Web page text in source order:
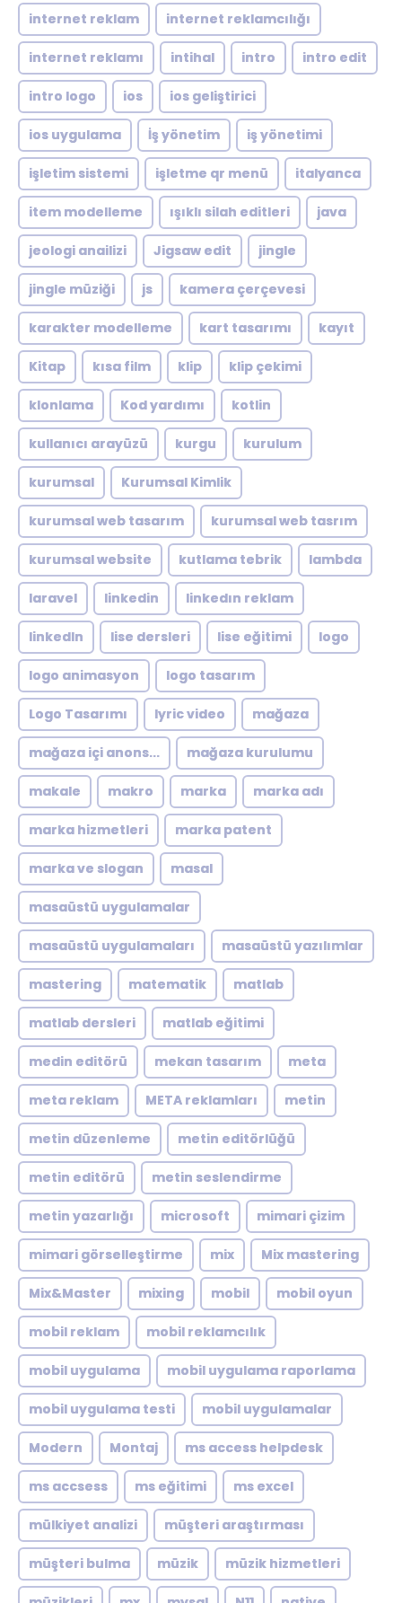
internet reklam internet reklamcılığı
internet reklamı intihal intro intro edit
intro logo ios ios geliştirici
ios uygulama İş yönetim iş yönetimi
işletim sistemi işletme qr menü italyanca
item modelleme ışıklı silah editleri java
jeologi anailizi Jigsaw edit jingle
jingle müziği js kamera çerçevesi
karakter modelleme kart tasarımı kayıt
Kitap kısa film klip klip çekimi
klonlama Kod yardımı kotlin
kullanıcı arayüzü kurgu kurulum
kurumsal Kurumsal Kimlik
kurumsal web tasarım kurumsal web tasrım
kurumsal website kutlama tebrik lambda
laravel linkedin linkedın reklam
linkedln lise dersleri lise eğitimi logo
logo animasyon logo tasarım
Logo Tasarımı lyric video mağaza
mağaza içi anons... mağaza kurulumu
makale makro marka marka adı
marka hizmetleri marka patent
marka ve slogan masal
masaüstü uygulamalar
masaüstü uygulamaları masaüstü yazılımlar
mastering matematik matlab
matlab dersleri matlab eğitimi
medin editörü mekan tasarım meta
meta reklam META reklamları metin
metin düzenleme metin editörlüğü
metin editörü metin seslendirme
metin yazarlığı microsoft mimari çizim
mimari görselleştirme mix Mix mastering
Mix&Master mixing mobil mobil oyun
mobil reklam mobil reklamcılık
mobil uygulama mobil uygulama raporlama
mobil uygulama testi mobil uygulamalar
Modern Montaj ms access helpdesk
ms accsess ms eğitimi ms excel
mülkiyet analizi müşteri araştırması
müşteri bulma müzik müzik hizmetleri